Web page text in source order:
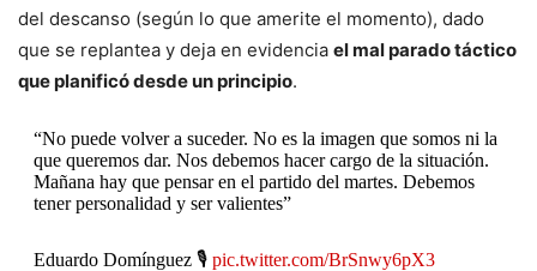
del descanso (según lo que amerite el momento), dado
que se replantea y deja en evidencia el mal parado táctico
que planificó desde un principio.
“No puede volver a suceder. No es la imagen que somos ni la
que queremos dar. Nos debemos hacer cargo de la situación.
Mañana hay que pensar en el partido del martes. Debemos
tener personalidad y ser valientes”
Eduardo Domínguez 🎙 pic.twitter.com/BrSnwy6pX3